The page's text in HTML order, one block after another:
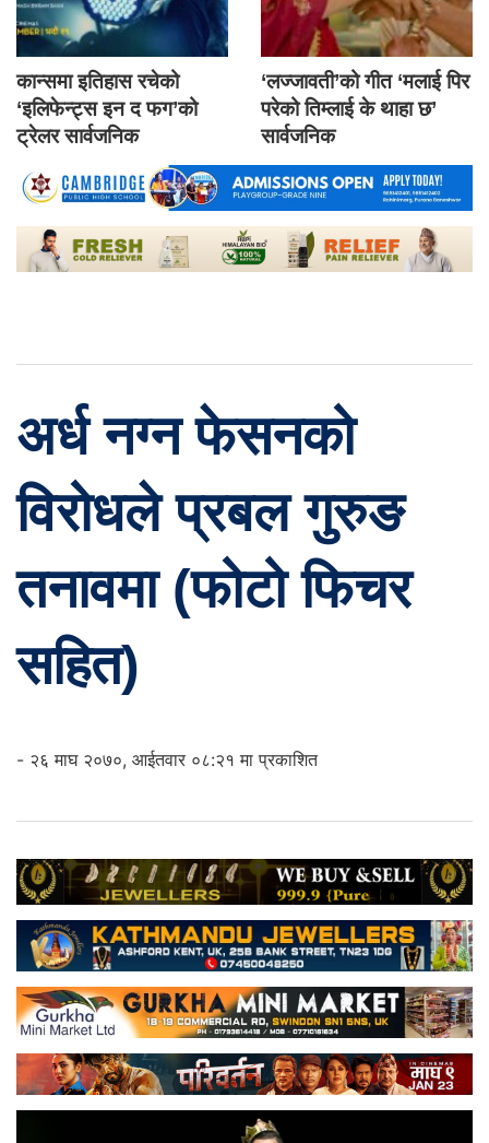
कान्समा इतिहास रचेको
‘इलिफेन्ट्स इन द फग’को
ट्रेलर सार्वजनिक
‘लज्जावती’को गीत ‘मलाई पिर
परेको तिम्लाई के थाहा छ’
सार्वजनिक
अर्ध नग्न फेसनको
विरोधले प्रबल गुरुङ
तनावमा (फोटो फिचर
सहित)
- २६ माघ २०७०, आईतवार ०८:२१ मा प्रकाशित